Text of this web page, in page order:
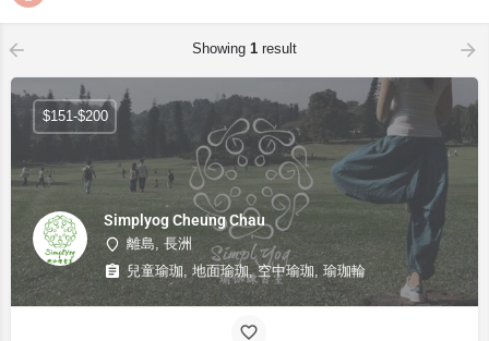
Showing 1 result
Simplyog Cheung Chau
離島, 長洲
兒童瑜珈, 地面瑜珈, 空中瑜珈, 瑜珈輪
$151-$200